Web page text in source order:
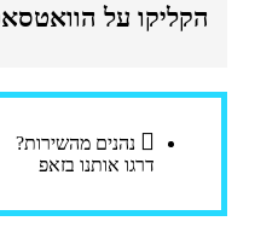
הקליקו על
נהנים מהשירות?
דרגו אותנו בזאפ